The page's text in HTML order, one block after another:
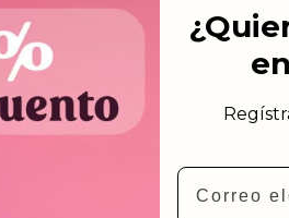
productos
los quieras.
Email